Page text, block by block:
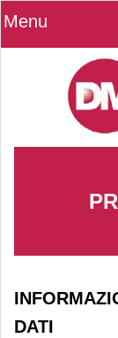
Menu
DATI